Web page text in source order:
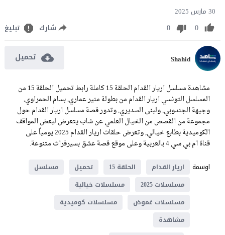
30 مارس 2025
0
0 شارك تبليغ
Shahid تحميل
مشاهدة مسلسل اريار القدام الحلقة 15 كاملة رابط تحميل الحلقة 15 من
المسلسل التونسي اريار القدام من بطولة منير عماري, بسام الحمراوي,
وجيهة الجندوبي, ولبنى السديري, وتدور قصة مسلسل اريار القدام حول
مجموعة من القصص من الخيال العلمي عن شاب يتعرض لبعض المواقف
الكوميدية بطابع خيالي, وتعرض حلقات اريار القدام 2025 يومياً على
قناة ام بي سي 4 بالعربية وعلى موقع قصة عشق بسيرفرات متنوعة.
اوسمة
اريار القدام الحلقة 15 تحميل
مسلسل
مسلسلات 2025
مسلسلات خيالية
مسلسلات غموض
مسلسلات كوميدية
مشاهدة